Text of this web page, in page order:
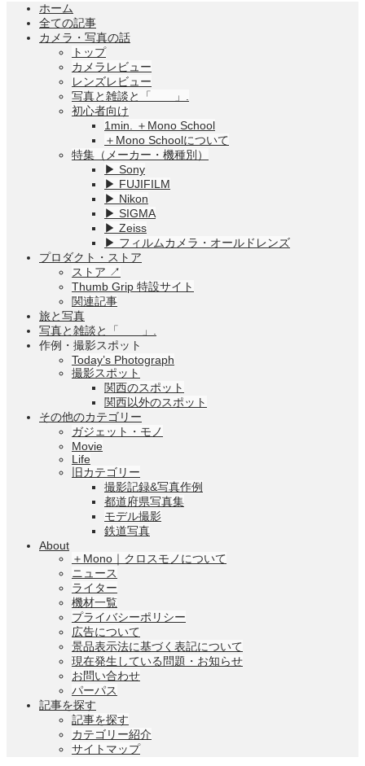
ホーム
全ての記事
カメラ・写真の話
トップ
カメラレビュー
レンズレビュー
写真と雑談と「 」.
初心者向け
1min. ＋Mono School
＋Mono Schoolについて
特集（メーカー・機種別）
▶︎ Sony
▶︎ FUJIFILM
▶︎ Nikon
▶︎ SIGMA
▶︎ Zeiss
▶︎ フィルムカメラ・オールドレンズ
プロダクト・ストア
ストア ↗︎
Thumb Grip 特設サイト
関連記事
旅と写真
写真と雑談と「 」.
作例・撮影スポット
Today’s Photograph
撮影スポット
関西のスポット
関西以外のスポット
その他のカテゴリー
ガジェット・モノ
Movie
Life
旧カテゴリー
撮影記録&写真作例
都道府県写真集
モデル撮影
鉄道写真
About
＋Mono｜クロスモノについて
ニュース
ライター
機材一覧
プライバシーポリシー
広告について
景品表示法に基づく表記について
現在発生している問題・お知らせ
お問い合わせ
パーパス
記事を探す
記事を探す
カテゴリー紹介
サイトマップ